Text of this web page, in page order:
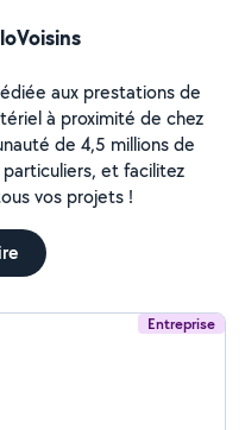
aux prestations de
à proximité de chez
de 4,5 millions de
et facilitez
vos projets !
Entreprise